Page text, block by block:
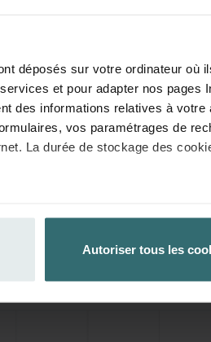
déposés sur votre ordinateur où
et pour adapter nos pages
des informations relatives à votre
vos paramétrages de
La durée de stockage des
Internet en paramétrant en
cookies sur votre ordinateur.
Web ou tout autre logiciel
Autoriser tous les